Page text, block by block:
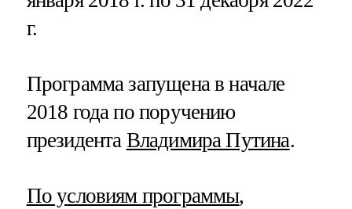
г.
Программа запущена в начале
2018 года по поручению
президента Владимира Путина.
По условиям программы,